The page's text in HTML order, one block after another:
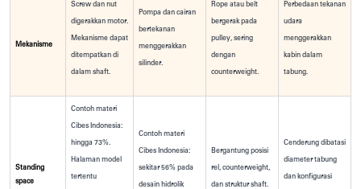
Mekanisme
Screw dan nut
digerakkan motor.
Mekanisme dapat
ditempatkan di
dalam shaft.
Pompa dan cairan
bertekanan
menggerakkan
silinder.
Rope atau belt
bergerak pada
pulley, sering
dengan
counterweight.
Perbedaan tekanan
udara
menggerakkan
kabin dalam
tabung.
Standing
space
Contoh materi
Cibes Indonesia:
hingga 73%.
Halaman model
tertentu
Contoh materi
Cibes Indonesia:
sekitar 56% pada
desain hidrolik
Bergantung posisi
rel, counterweight,
dan struktur shaft.
Cenderung dibatasi
diameter tabung
dan konfigurasi